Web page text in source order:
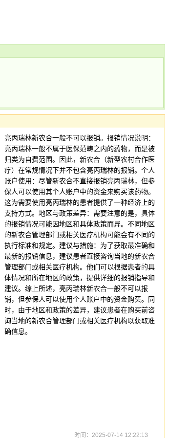
亮丙瑞林新农合一般不可以报销。报销情况说明：
亮丙瑞林一般不属于医保范畴之内的药物，而是被
归类为自费范围。因此，新农合（新型农村合作医
疗）在常规情况下并不包含亮丙瑞林的报销。个人
账户使用：尽管新农合不直接报销亮丙瑞林，但参
保人可以使用其个人账户中的资金来购买该药物。
这为需要使用亮丙瑞林的患者提供了一种经济上的
支持方式。地区与政策差异：需要注意的是，具体
的报销情况可能因地区和具体政策而异。不同地区
的新农合管理部门或相关医疗机构可能会有不同的
执行标准和规定。建议与措施：为了获取最准确和
最新的报销信息，建议患者直接咨询当地的新农合
管理部门或相关医疗机构。他们可以根据患者的具
体情况和所在地区的政策，提供详细的报销指导和
建议。综上所述，亮丙瑞林新农合一般不可以报
销，但参保人可以使用个人账户中的资金购买。同
时，由于地区和政策的差异，建议患者在购买前咨
询当地的新农合管理部门或相关医疗机构以获取准
确信息。
时间：2025-07-14 12:22:13